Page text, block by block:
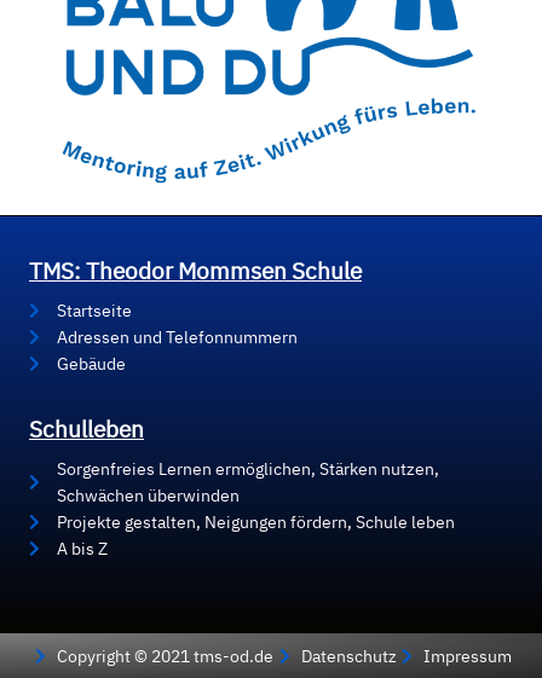
TMS: Theodor Mommsen Schule
Startseite
Adressen und Telefonnummern
Gebäude
Schulleben
Sorgenfreies Lernen ermöglichen, Stärken nutzen,
Schwächen überwinden
Projekte gestalten, Neigungen fördern, Schule leben
A bis Z
Copyright © 2021 tms-od.de Datenschutz Impressum